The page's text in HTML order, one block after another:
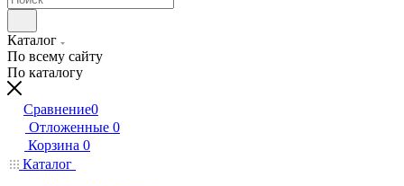
Каталог
По всему сайту
По каталогу
Сравнение0
Отложенные 0
Корзина 0
Каталог